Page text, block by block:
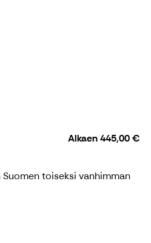
Alkaen445,00 €
toiseksi vanhimman